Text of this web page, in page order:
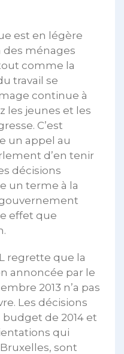
est en légère
des ménages
comme la
travail se
continue à
les jeunes et les
C’est
un appel au
d’en tenir
décisions
un terme à la
effet que
regrette que la
annoncée par le
2013 n’a pas
Les décisions
de 2014 et
qui
sont